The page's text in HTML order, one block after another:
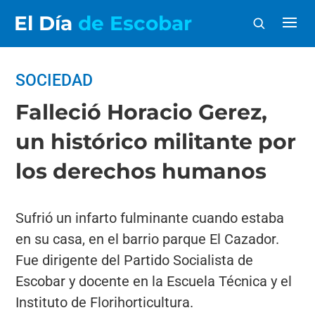
El Día de Escobar
SOCIEDAD
Falleció Horacio Gerez,
un histórico militante por
los derechos humanos
Sufrió un infarto fulminante cuando estaba
en su casa, en el barrio parque El Cazador.
Fue dirigente del Partido Socialista de
Escobar y docente en la Escuela Técnica y el
Instituto de Florihorticultura.